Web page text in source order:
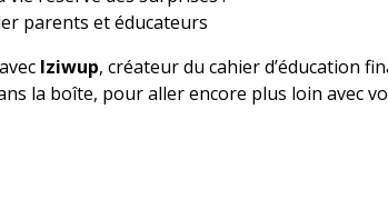
parents et éducateurs
Iziwup, créateur du cahier d’éducation
la boîte, pour aller encore plus loin avec